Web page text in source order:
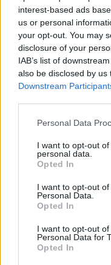
interest-based ads
us or personal
your opt-out. You may
disclosure of your
IAB’s list of
also be disclosed by
Downstream
Personal Data
I want to opt-out
personal data.
Opted In
I want to opt-out
Personal Data.
Opted In
I want to opt-out
Personal Data for
Opted In
Εγκρίθηκε το
δήμου Μαλεβιζίου